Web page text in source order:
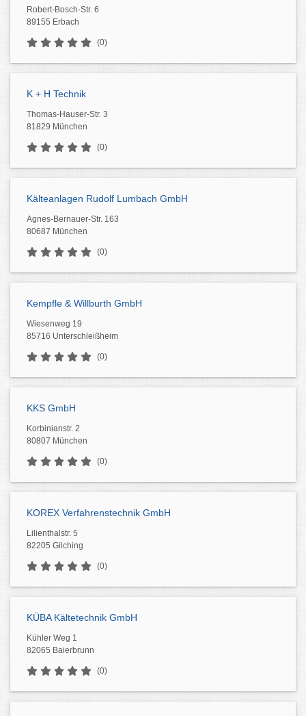
Robert-Bosch-Str. 6
89155 Erbach
(0)
K + H Technik
Thomas-Hauser-Str. 3
81829 München
(0)
Kälteanlagen Rudolf Lumbach GmbH
Agnes-Bernauer-Str. 163
80687 München
(0)
Kempfle & Willburth GmbH
Wiesenweg 19
85716 Unterschleißheim
(0)
KKS GmbH
Korbinianstr. 2
80807 München
(0)
KOREX Verfahrenstechnik GmbH
Lilienthalstr. 5
82205 Gilching
(0)
KÜBA Kältetechnik GmbH
Kühler Weg 1
82065 Baierbrunn
(0)